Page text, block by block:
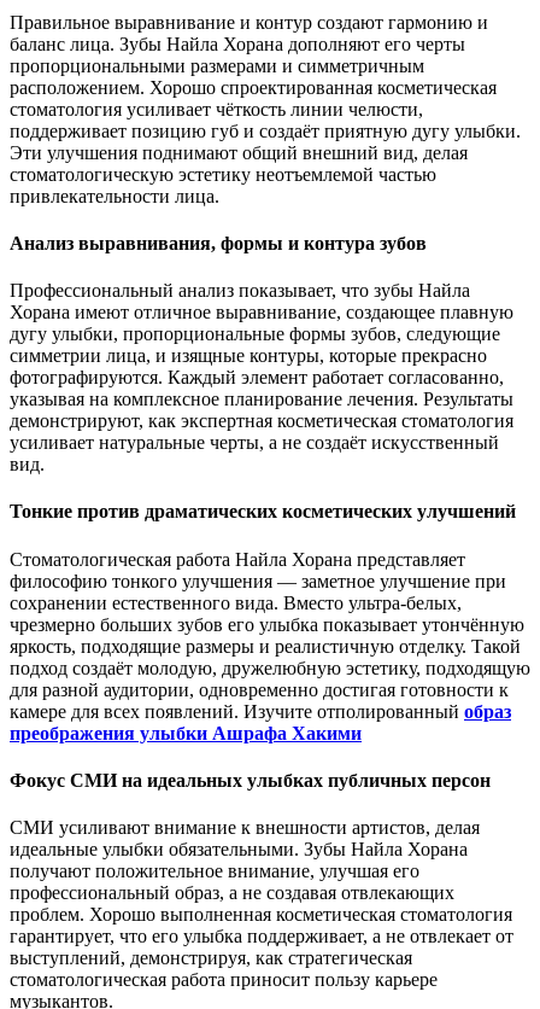
Правильное выравнивание и контур создают гармонию и
баланс лица. Зубы Найла Хорана дополняют его черты
пропорциональными размерами и симметричным
расположением. Хорошо спроектированная косметическая
стоматология усиливает чёткость линии челюсти,
поддерживает позицию губ и создаёт приятную дугу улыбки.
Эти улучшения поднимают общий внешний вид, делая
стоматологическую эстетику неотъемлемой частью
привлекательности лица.
Анализ выравнивания, формы и контура зубов
Профессиональный анализ показывает, что зубы Найла
Хорана имеют отличное выравнивание, создающее плавную
дугу улыбки, пропорциональные формы зубов, следующие
симметрии лица, и изящные контуры, которые прекрасно
фотографируются. Каждый элемент работает согласованно,
указывая на комплексное планирование лечения. Результаты
демонстрируют, как экспертная косметическая стоматология
усиливает натуральные черты, а не создаёт искусственный
вид.
Тонкие против драматических косметических улучшений
Стоматологическая работа Найла Хорана представляет
философию тонкого улучшения — заметное улучшение при
сохранении естественного вида. Вместо ультра-белых,
чрезмерно больших зубов его улыбка показывает утончённую
яркость, подходящие размеры и реалистичную отделку. Такой
подход создаёт молодую, дружелюбную эстетику, подходящую
для разной аудитории, одновременно достигая готовности к
камере для всех появлений. Изучите отполированный образ
преображения улыбки Ашрафа Хакими
Фокус СМИ на идеальных улыбках публичных персон
СМИ усиливают внимание к внешности артистов, делая
идеальные улыбки обязательными. Зубы Найла Хорана
получают положительное внимание, улучшая его
профессиональный образ, а не создавая отвлекающих
проблем. Хорошо выполненная косметическая стоматология
гарантирует, что его улыбка поддерживает, а не отвлекает от
выступлений, демонстрируя, как стратегическая
стоматологическая работа приносит пользу карьере
музыкантов.